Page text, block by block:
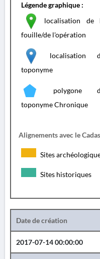
Légende graphique :
localisation de
fouille/de l'opération
localisation
toponyme
polygone
toponyme Chronique
Alignements avec le
Sites
Sites historiques
Date de création
2017-07-14 00:00:00